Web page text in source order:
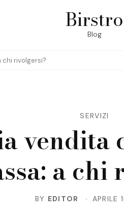
Birstro
Blog
chi rivolgersi?
SERVIZI
vendita
a
BY EDITOR APRILE